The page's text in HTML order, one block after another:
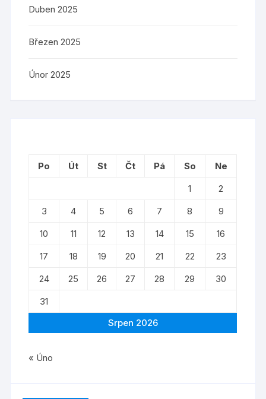
Duben 2025
Březen 2025
Únor 2025
Srpen 2026
Po Út St Čt Pá So
Ne
1
2
3
4 5 6 7 8
9
10
11 12 13 14 15
16
17
18 19 20 21 22
23
24
25 26 27 28 29
30
31
« Úno